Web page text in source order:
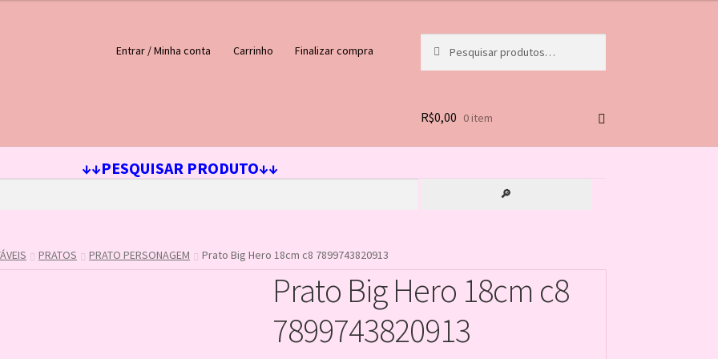
Entrar / Minha conta Carrinho Finalizar compra
por:
R$0,00 0 item
↓↓PESQUISAR PRODUTO↓↓
🔎
PRATOS PRATO PERSONAGEM Prato Big Hero 18cm c8 7899743820913
Prato Big Hero 18cm c8
7899743820913